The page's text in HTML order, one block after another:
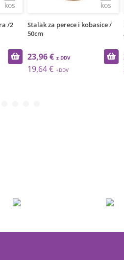
Stalak za perece i kobasice /
23,96 €
19,64 €
Royal
2,81 €
2,30 €